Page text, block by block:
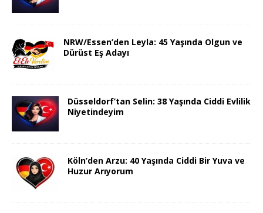
NRW/Essen’den Leyla: 45 Yaşında Olgun ve
Dürüst Eş Adayı
Düsseldorf’tan Selin: 38 Yaşında Ciddi Evlilik
Niyetindeyim
Köln’den Arzu: 40 Yaşında Ciddi Bir Yuva ve
Huzur Arıyorum